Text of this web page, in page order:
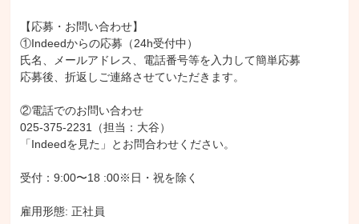
【応募・お問い合わせ】
①Indeedからの応募（24h受付中）
氏名、メールアドレス、電話番号等を入力して簡単応募
応募後、折返しご連絡させていただきます。
②電話でのお問い合わせ
025-375-2231（担当：大谷）
「Indeedを見た」とお問合わせください。
受付：9:00〜18 :00※日・祝を除く
雇用形態: 正社員